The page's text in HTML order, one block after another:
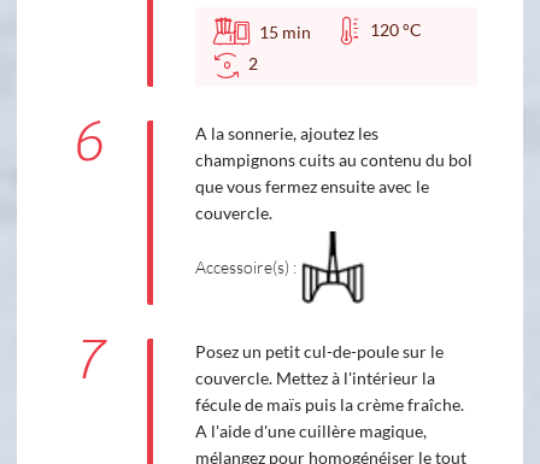
15 min
120 °C
2
6
A la sonnerie, ajoutez les
champignons cuits au contenu du bol
que vous fermez ensuite avec le
couvercle.
Accessoire(s) :
7
Posez un petit cul-de-poule sur le
couvercle. Mettez à l'intérieur la
fécule de maïs puis la crème fraîche.
A l'aide d'une cuillère magique,
mélangez pour homogénéiser le tout